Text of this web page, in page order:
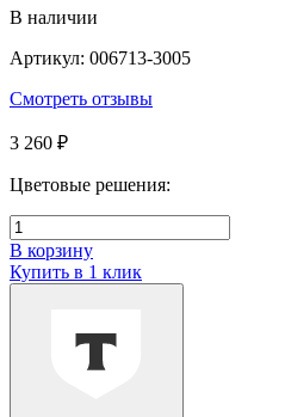
В наличии
Артикул: 006713-3005
Смотреть отзывы
3 260 ₽
Цветовые решения:
В корзину
Купить в 1 клик